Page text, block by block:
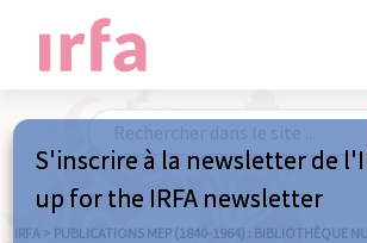
IRFA > PUBLICATIONS MEP (1840-1964) : BIBLIOTHÈQUE
S'inscrire à la newsletter de
up for the IRFA newsletter